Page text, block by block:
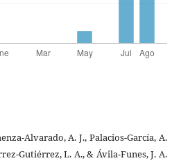
Alvarado, A. J., Palacios-García, A.
Gutiérrez, L. A., & Ávila-Funes, J. A.